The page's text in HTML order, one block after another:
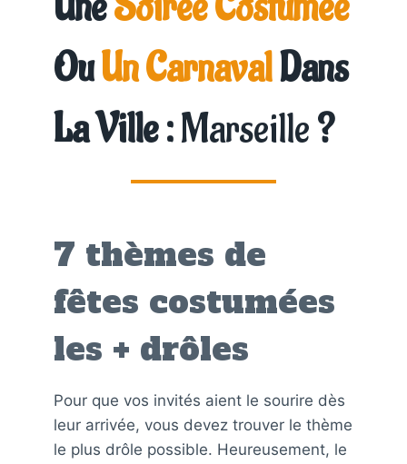
OuUn CarnavalDans
La Ville :Marseille?
7 thèmes de
fêtes costumées
les + drôles
Pour que vos invités aient le sourire dès
leur arrivée, vous devez trouver le thème
le plus drôle possible. Heureusement, le